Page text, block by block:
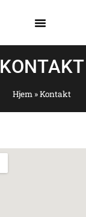
KONTAKT
Hjem»Kontakt